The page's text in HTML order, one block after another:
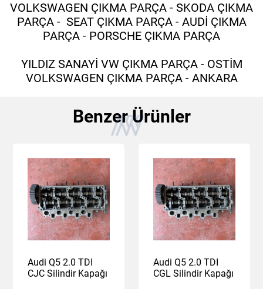
VOLKSWAGEN ÇIKMA PARÇA - SKODA ÇIKMA
PARÇA - SEAT ÇIKMA PARÇA - AUDİ ÇIKMA
PARÇA - PORSCHE ÇIKMA PARÇA
YILDIZ SANAYİ VW ÇIKMA PARÇA - OSTİM
VOLKSWAGEN ÇIKMA PARÇA - ANKARA
Benzer Ürünler
Audi Q5 2.0 TDI
CJC Silindir Kapağı
Audi Q5 2.0 TDI
CGL Silindir Kapağı